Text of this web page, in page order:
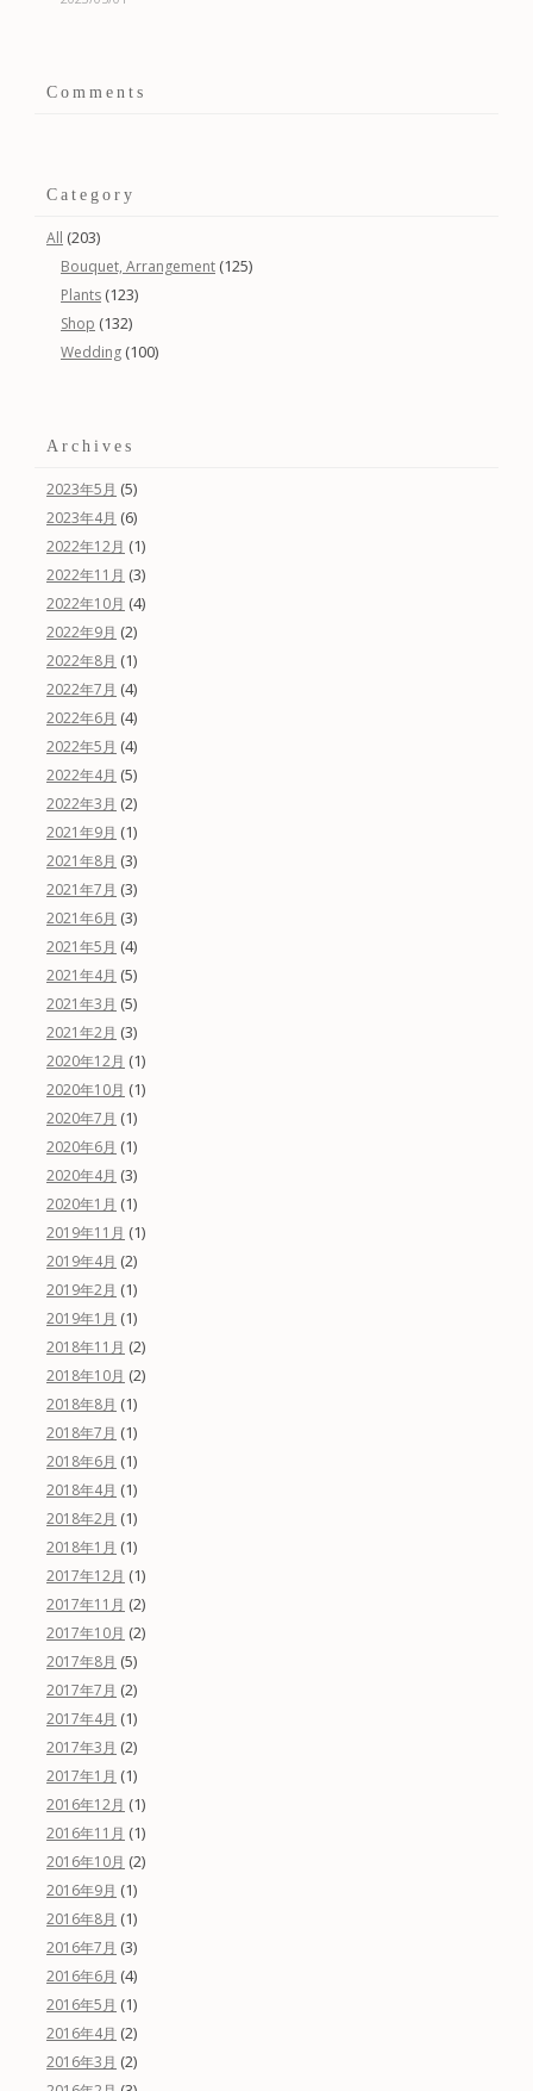
Comments
Category
All (203)
Bouquet, Arrangement (125)
Plants (123)
Shop (132)
Wedding (100)
Archives
2023年5月 (5)
2023年4月 (6)
2022年12月 (1)
2022年11月 (3)
2022年10月 (4)
2022年9月 (2)
2022年8月 (1)
2022年7月 (4)
2022年6月 (4)
2022年5月 (4)
2022年4月 (5)
2022年3月 (2)
2021年9月 (1)
2021年8月 (3)
2021年7月 (3)
2021年6月 (3)
2021年5月 (4)
2021年4月 (5)
2021年3月 (5)
2021年2月 (3)
2020年12月 (1)
2020年10月 (1)
2020年7月 (1)
2020年6月 (1)
2020年4月 (3)
2020年1月 (1)
2019年11月 (1)
2019年4月 (2)
2019年2月 (1)
2019年1月 (1)
2018年11月 (2)
2018年10月 (2)
2018年8月 (1)
2018年7月 (1)
2018年6月 (1)
2018年4月 (1)
2018年2月 (1)
2018年1月 (1)
2017年12月 (1)
2017年11月 (2)
2017年10月 (2)
2017年8月 (5)
2017年7月 (2)
2017年4月 (1)
2017年3月 (2)
2017年1月 (1)
2016年12月 (1)
2016年11月 (1)
2016年10月 (2)
2016年9月 (1)
2016年8月 (1)
2016年7月 (3)
2016年6月 (4)
2016年5月 (1)
2016年4月 (2)
2016年3月 (2)